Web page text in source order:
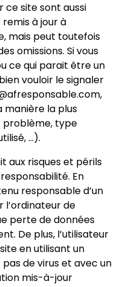
ce site sont aussi
à jour à
mais peut toutefois
omissions. Si vous
ce qui parait être un
vouloir le signaler
la plus
problème, type
…).
aux risques et périls
En
responsable d’un
l’ordinateur de
perte de données
De plus, l’utilisateur
en utilisant un
de virus et avec un
mis-à-jour